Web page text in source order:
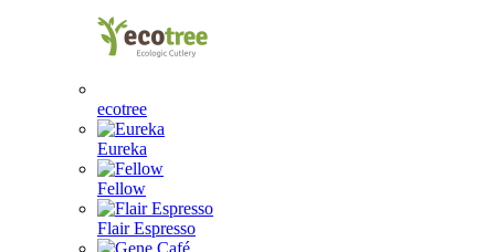
ecotree
Eureka
Fellow
Flair Espresso